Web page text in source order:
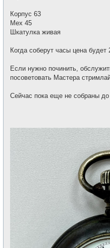
Корпус 63
Мех 45
Шкатулка живая
Когда соберут часы цена будет
Если нужно починить,
посоветовать Мастера
Сейчас пока еще не собраны до